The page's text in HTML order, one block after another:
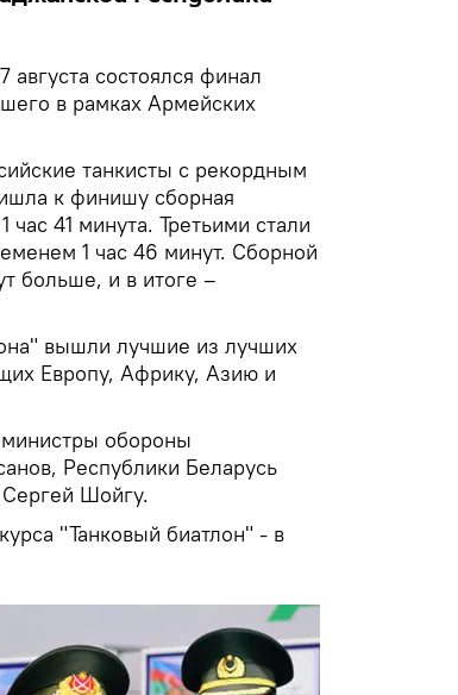
состоялся финал
в рамках Армейских
танкисты с рекордным
к финишу сборная
41 минута. Третьими стали
1 час 46 минут. Сборной
больше, и в итоге –
вышли лучшие из лучших
Европу, Африку, Азию и
министры обороны
Республики Беларусь
Шойгу.
"Танковый биатлон" - в